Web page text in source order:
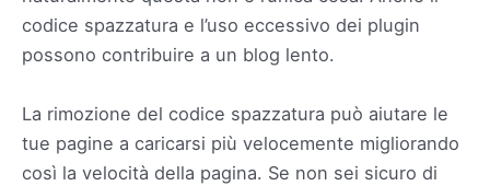
codice spazzatura e l’uso eccessivo dei plugin
possono contribuire a un blog lento.
La rimozione del codice spazzatura può aiutare le
tue pagine a caricarsi più velocemente migliorando
così la velocità della pagina. Se non sei sicuro di